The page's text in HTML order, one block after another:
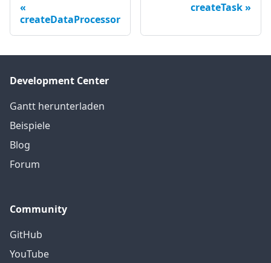
createDataProcessor
createTask
Development Center
Gantt herunterladen
Beispiele
Blog
Forum
Community
GitHub
YouTube